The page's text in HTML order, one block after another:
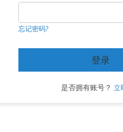
忘记密码?
登录
是否拥有账号？ 立